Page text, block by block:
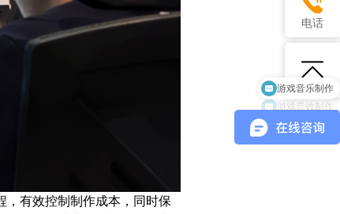
，有效控制制作成本，同时保
电话
游戏音乐制作
游戏音效制作